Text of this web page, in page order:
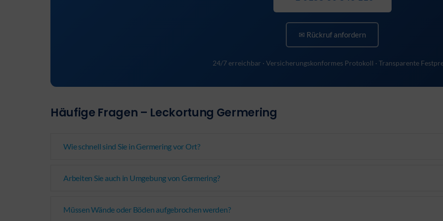
✉ Rückruf anfordern
24/7 erreichbar · Versicherungskonformes Protokoll · Transparente
Häufige Fragen – Leckortung Germering
Wie schnell sind Sie in Germering vor Ort?
Arbeiten Sie auch in Umgebung von Germering?
Müssen Wände oder Böden aufgebrochen werden?